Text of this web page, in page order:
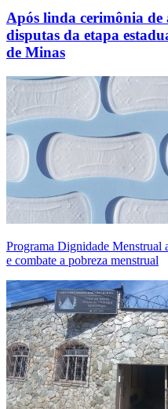
Após linda cerimônia de
disputas da etapa
de Minas
Programa Dignidade Menstrual
e combate a pobreza menstrual